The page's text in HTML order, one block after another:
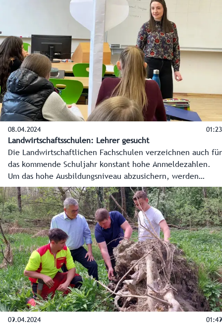
sieht er eher selten, dafür lebt er für die Tiere, um die er
sich mit vollem Einsatz kümmert, mitunter rund um die
08.04.2024 01:23
Landwirtschaftsschulen: Lehrer gesucht
Die Landwirtschaftlichen Fachschulen verzeichnen auch für
das kommende Schuljahr konstant hohe Anmeldezahlen.
Um das hohe Ausbildungsniveau abzusichern, werden
derzeit zehn bis 15 neue Lehrkräfte für die
Landwirtschaftsschulen gesucht.
09.04.2024 01:49